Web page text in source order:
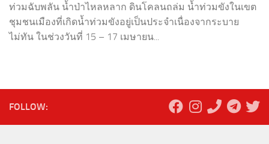
ท่วมฉับพลัน น้ำป่าไหลหลาก ดินโคลนถล่ม น้ำท่วมขังในเขต
ชุมชนเมืองที่เกิดน้ำท่วมขังอยู่เป็นประจำเนื่องจากระบาย
ไม่ทัน ในช่วงวันที่ 15 – 17 เมษายน...
FOLLOW: